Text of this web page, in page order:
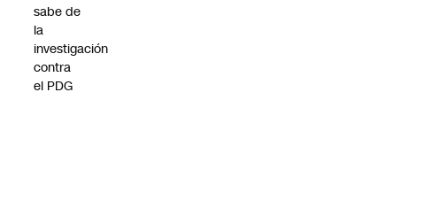
sabe de
la
investigación
contra
el PDG